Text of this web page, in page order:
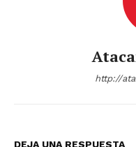
http://
DEJA UNA RESPUESTA